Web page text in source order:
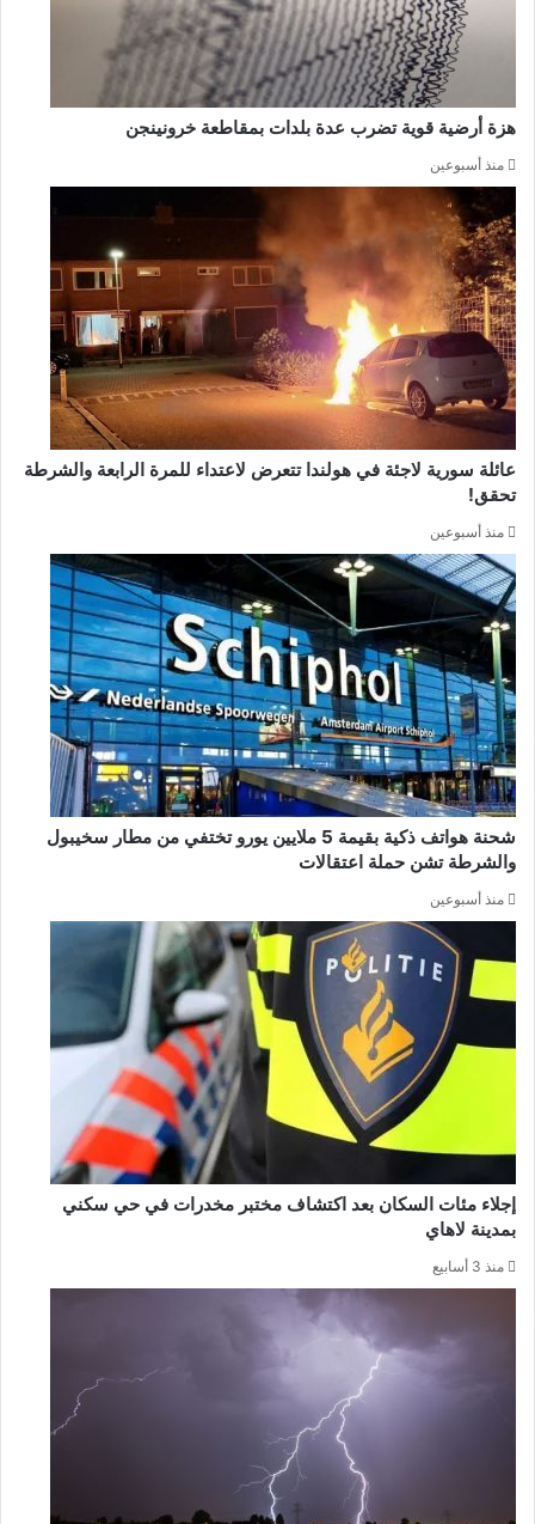
هزة أرضية قوية تضرب عدة بلدات بمقاطعة خرونينجن
منذ أسبوعين
عائلة سورية لاجئة في هولندا تتعرض لاعتداء للمرة الرابعة والشرطة
تحقق!
منذ أسبوعين
شحنة هواتف ذكية بقيمة 5 ملايين يورو تختفي من مطار سخيبول
والشرطة تشن حملة اعتقالات
منذ أسبوعين
إجلاء مئات السكان بعد اكتشاف مختبر مخدرات في حي سكني
بمدينة لاهاي
منذ 3 أسابيع